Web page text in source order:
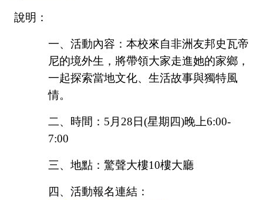
說明：
一、活動內容：本校來自非洲友邦史瓦帝
尼的境外生，將帶領大家走進她的家鄉，
一起探索當地文化、生活故事與獨特風
情。
二、時間： 5月 28 日(星期四)晚上6:00-
7:00
三、地點：驚聲大樓10樓大廳
四、活動報名連結：